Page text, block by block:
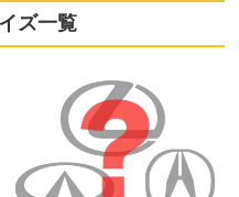
ズ一覧